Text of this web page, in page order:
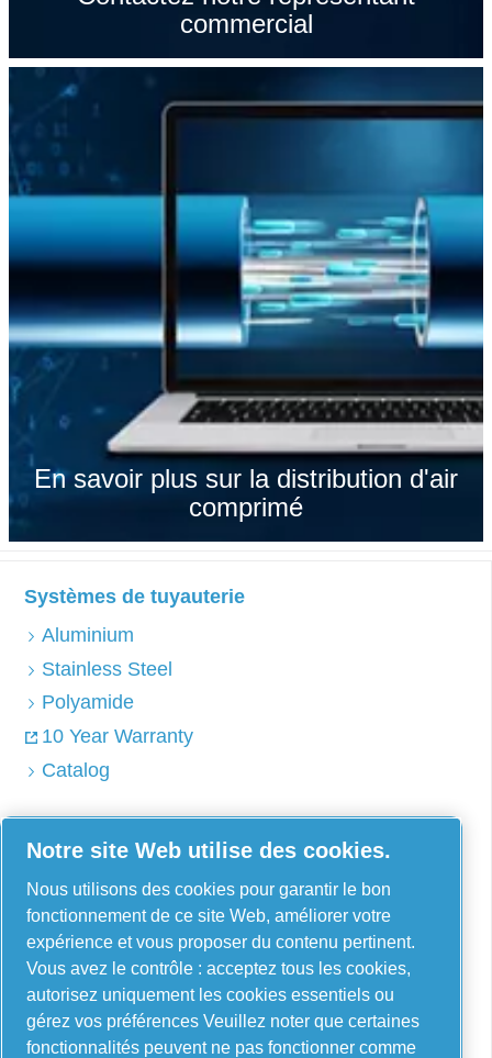
commercial
En savoir plus sur la distribution d'air
comprimé
Systèmes de tuyauterie
Aluminium
Stainless Steel
Polyamide
10 Year Warranty
Catalog
Via Selva Maiolo, 5/7 - 36075, Montecchio
Maggiore, Vicenza Italie
Contact us
Notre site Web utilise des cookies.
Nous utilisons des cookies pour garantir le bon
fonctionnement de ce site Web, améliorer votre
expérience et vous proposer du contenu pertinent.
Vous avez le contrôle : acceptez tous les cookies,
autorisez uniquement les cookies essentiels ou
gérez vos préférences Veuillez noter que certaines
fonctionnalités peuvent ne pas fonctionner comme